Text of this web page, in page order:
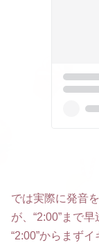
では実際に発音
が、“2:00”まで早
“2:00”からまず